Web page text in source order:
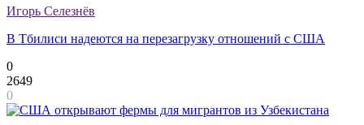
Игорь Селезнёв
В Тбилиси надеются на перезагрузку отношений с США
0
2649
0